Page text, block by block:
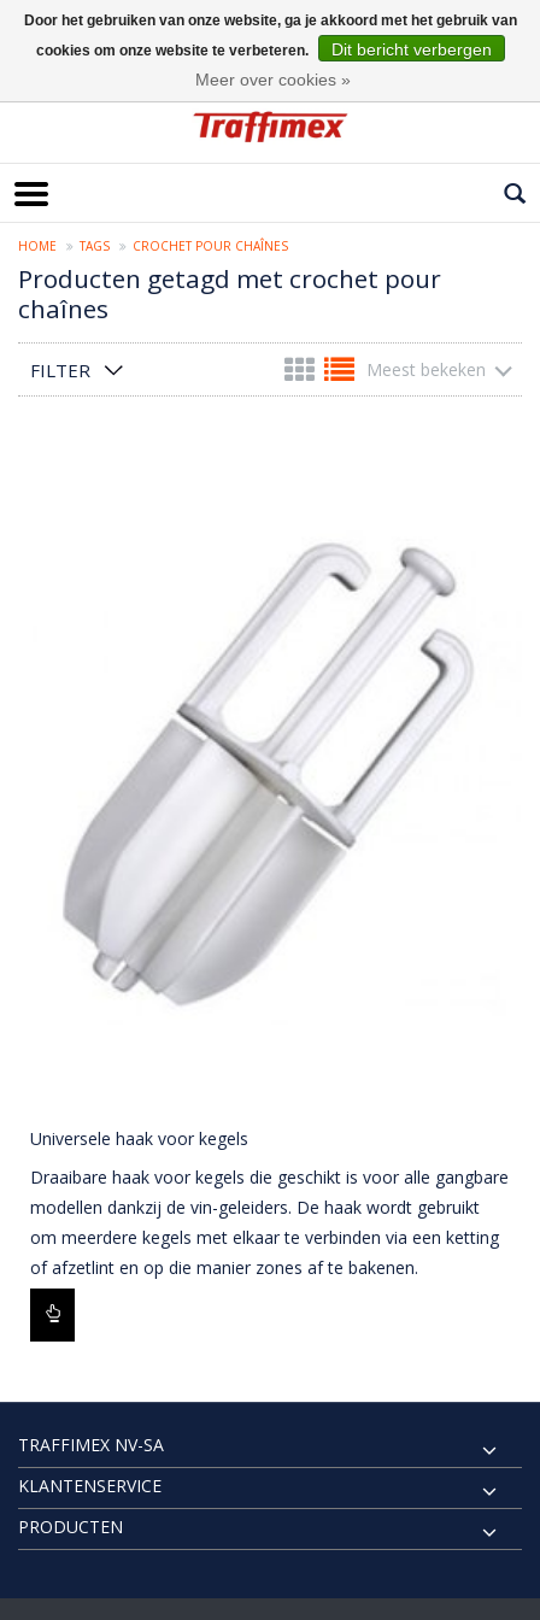
HOME TAGS CROCHET POUR CHAÎNES
Producten getagd met crochet pour
chaînes
FILTER Meest bekeken
Universele haak voor kegels
Draaibare haak voor kegels die geschikt is voor alle gangbare
modellen dankzij de vin-geleiders. De haak wordt gebruikt
om meerdere kegels met elkaar te verbinden via een ketting
of afzetlint en op die manier zones af te bakenen.
TRAFFIMEX NV-SA
KLANTENSERVICE
PRODUCTEN
Door het gebruiken van onze website, ga je akkoord met het gebruik van
cookies om onze website te verbeteren.
Dit bericht verbergen
Meer over cookies »